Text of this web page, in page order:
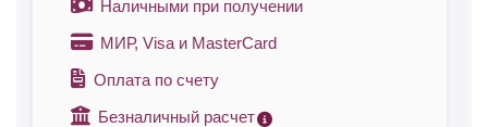
Наличными при получении
МИР, Visa и MasterCard
Оплата по счету
Безналичный расчет